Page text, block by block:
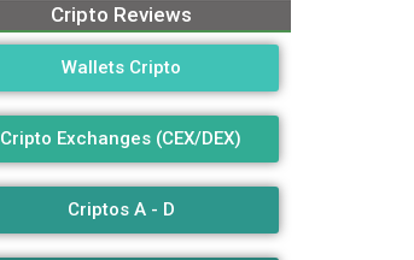
Cripto Reviews
Wallets Cripto
Cripto Exchanges (CEX/DEX)
Criptos A - D